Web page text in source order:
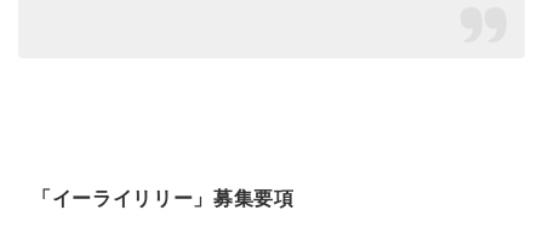
「イーライリリー」募集要項